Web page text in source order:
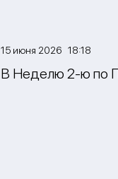
15 июня 2026 18:18
В Неделю 2-ю по